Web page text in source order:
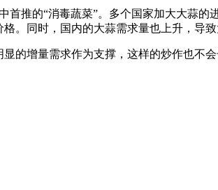
推的“消毒蔬菜”。多个国家加大大蒜
。同时，国内的大蒜需求量也上升，导致
的增量需求作为支撑，这样的炒作也不会